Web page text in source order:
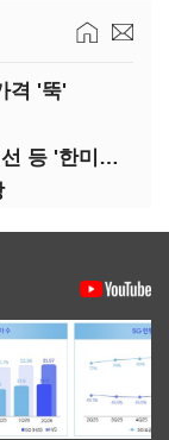
격 '뚝'
"3국 경제 협력 강화"…정의선·정기선 등 '한미일 경제대화' 참석